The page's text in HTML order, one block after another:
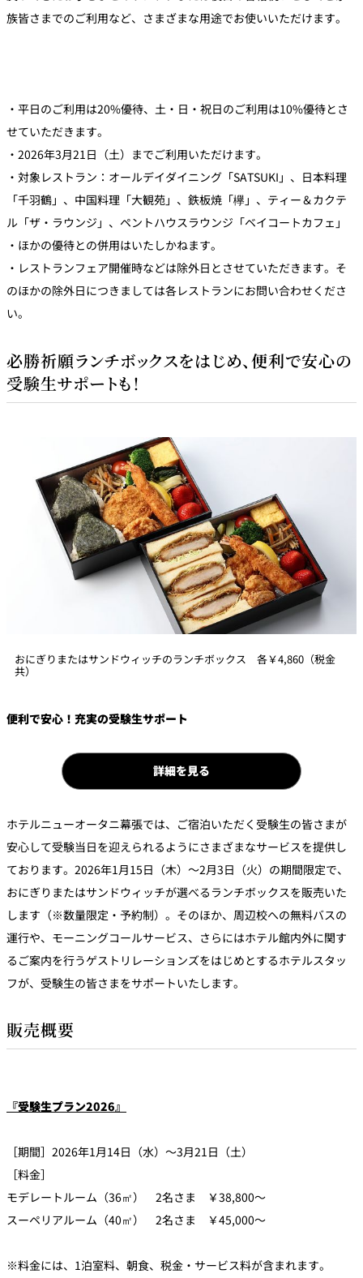
族皆さまでのご利用など、さまざまな用途でお使いいただけます。
・平日のご利用は20%優待、土・日・祝日のご利用は10%優待とさ
せていただきます。
・2026年3月21日（土）までご利用いただけます。
・対象レストラン：オールデイダイニング「SATSUKI」、日本料理
「千羽鶴」、中国料理「大観苑」、鉄板焼「欅」、ティー＆カクテ
ル「ザ・ラウンジ」、ペントハウスラウンジ「ベイコートカフェ」
・ほかの優待との併用はいたしかねます。
・レストランフェア開催時などは除外日とさせていただきます。そ
のほかの除外日につきましては各レストランにお問い合わせくださ
い。
必勝祈願ランチボックスをはじめ、便利で安心の
受験生サポートも！
おにぎりまたはサンドウィッチのランチボックス 各￥4,860（税金
共）
便利で安心！充実の受験生サポート
詳細を見る
ホテルニューオータニ幕張では、ご宿泊いただく受験生の皆さまが
安心して受験当日を迎えられるようにさまざまなサービスを提供し
ております。2026年1月15日（木）～2月3日（火）の期間限定で、
おにぎりまたはサンドウィッチが選べるランチボックスを販売いた
します（※数量限定・予約制）。そのほか、周辺校への無料バスの
運行や、モーニングコールサービス、さらにはホテル館内外に関す
るご案内を行うゲストリレーションズをはじめとするホテルスタッ
フが、受験生の皆さまをサポートいたします。
販売概要
『受験生プラン2026』
［期間］2026年1月14日（水）～3月21日（土）
［料金］
モデレートルーム（36㎡） 2名さま ￥38,800～
スーペリアルーム（40㎡） 2名さま ￥45,000～
※料金には、1泊室料、朝食、税金・サービス料が含まれます。